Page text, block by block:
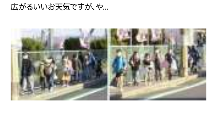
広がるいいお天気ですが、や...